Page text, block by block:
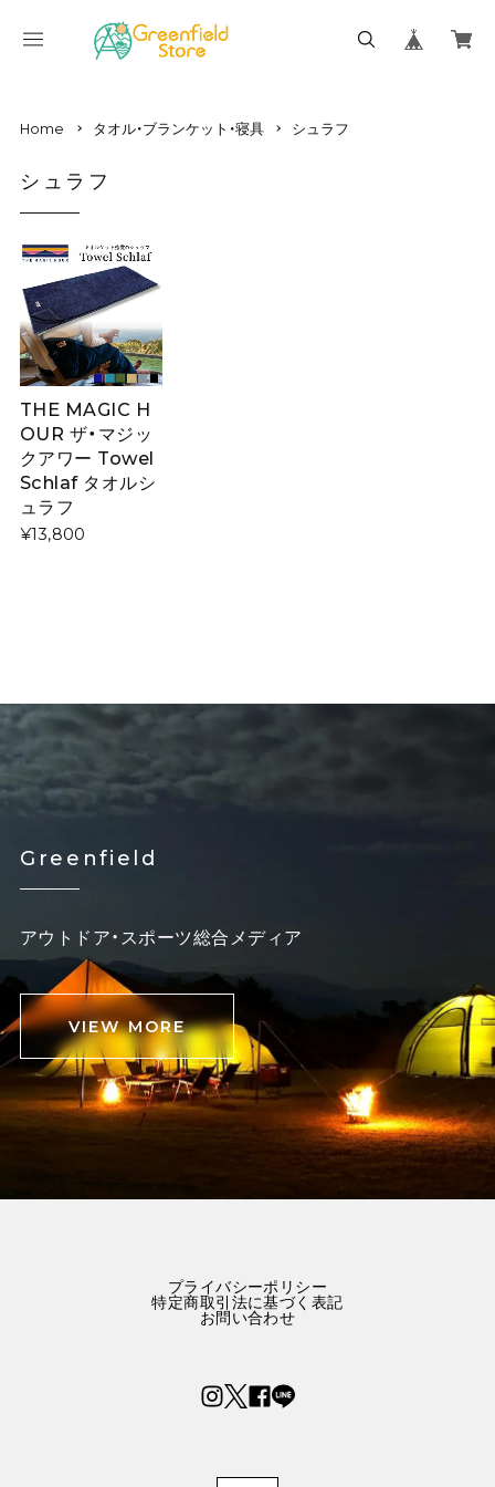
Home タオル・ブランケット・寝具 シュラフ
シュラフ
THE MAGIC H
OUR ザ・マジッ
クアワー Towel
Schlaf タオルシ
ュラフ
¥13,800
Greenfield
アウトドア・スポーツ総合メディア
VIEW MORE
プライバシーポリシー
特定商取引法に基づく表記
お問い合わせ